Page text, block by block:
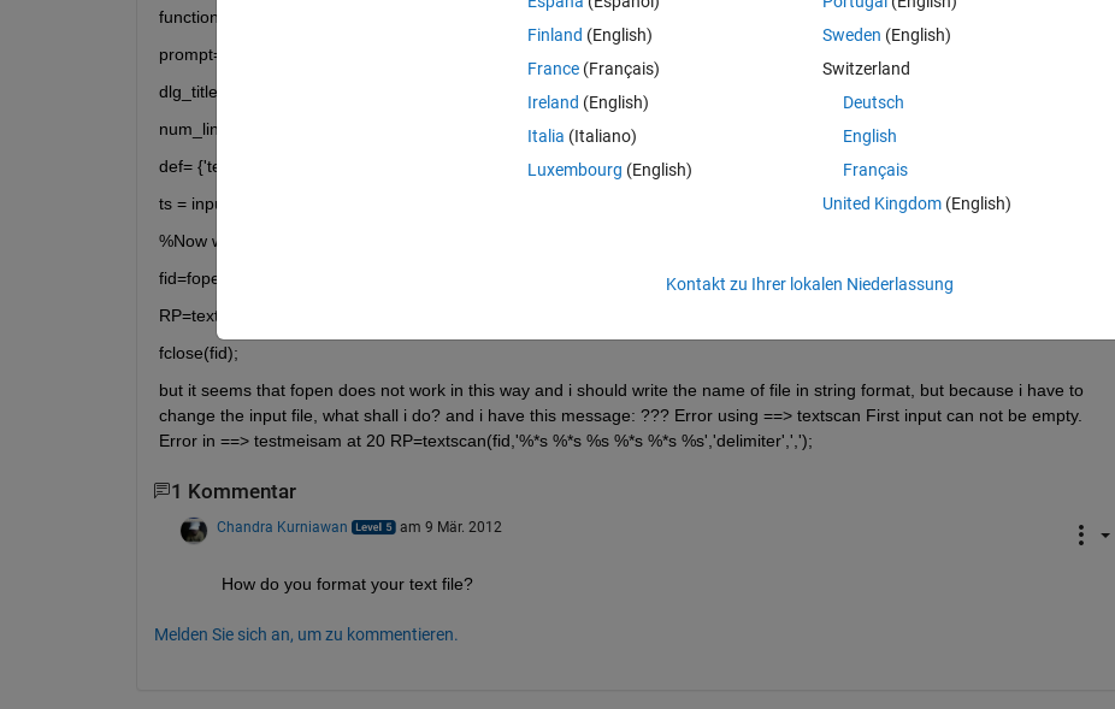
function myfunction =rob2xml
prompt={'Textfilename.txt(Ex:test1.txt)'};
dlg_title='Joint values;
num_lines=1;
def= {'test1.txt',};
ts = inputdlg(prompt,dlg_title,num_lines,def);
%Now when i write ts in matlab command line I have %ts='test1.txt'
fid=fopen(ts)
RP=textscan(fid,'%*s %*s %s %*s %*s %s','delimiter',',');
fclose(fid);
but it seems that fopen does not work in this way and i should write the name of file in string format, but because i have to
change the input file, what shall i do? and i have this message: ??? Error using ==> textscan First input can not be empty.
Error in ==> testmeisam at 20 RP=textscan(fid,'%*s %*s %s %*s %*s %s','delimiter',',');
1 Kommentar
Chandra Kurniawan am 9 Mär. 2012
How do you format your text file?
Melden Sie sich an, um zu kommentieren.
Finland (English)
France (Français)
Ireland (English)
Italia (Italiano)
Luxembourg (English)
Sweden (English)
Switzerland
Deutsch
English
Français
United Kingdom(English)
Kontakt zu Ihrer lokalen Niederlassung